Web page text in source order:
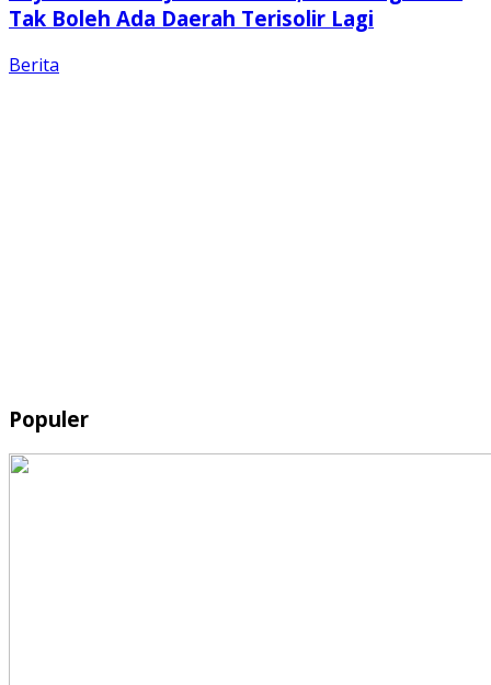
Tak Boleh Ada Daerah Terisolir Lagi
Berita
Populer